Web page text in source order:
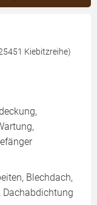
Kiebitzreihe)
Blechdach,
Dachabdichtung